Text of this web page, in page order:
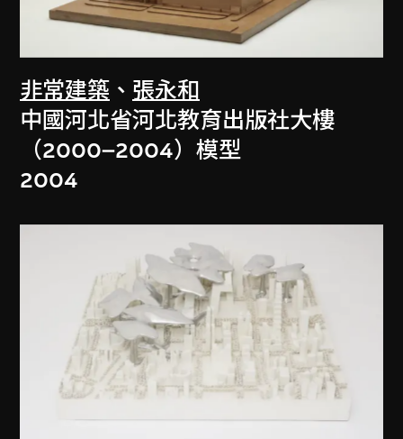
非常建築 、 張永和
中國河北省河北教育出版社大樓
（2000–2004）模型
2004